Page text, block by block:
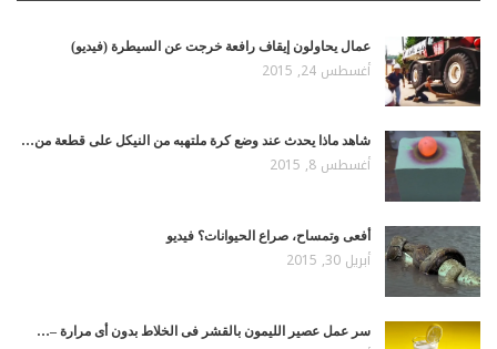
عمال يحاولون إيقاف رافعة خرجت عن السيطرة (فيديو)
أغسطس 24, 2015
شاهد ماذا يحدث عند وضع كرة ملتهبه من النيكل على قطعة من…
أغسطس 8, 2015
أفعى وتمساح، صراع الحيوانات؟ فيديو
أبريل 30, 2015
سر عمل عصير الليمون بالقشر فى الخلاط بدون أى مرارة –…